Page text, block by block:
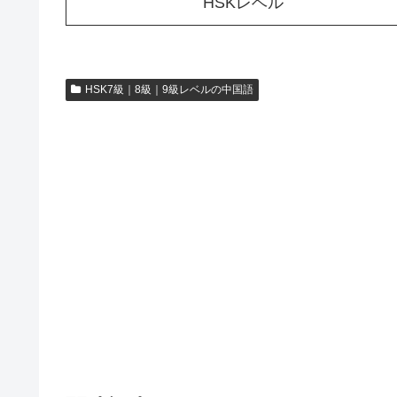
HSK7級｜8級｜9級レベルの中国語